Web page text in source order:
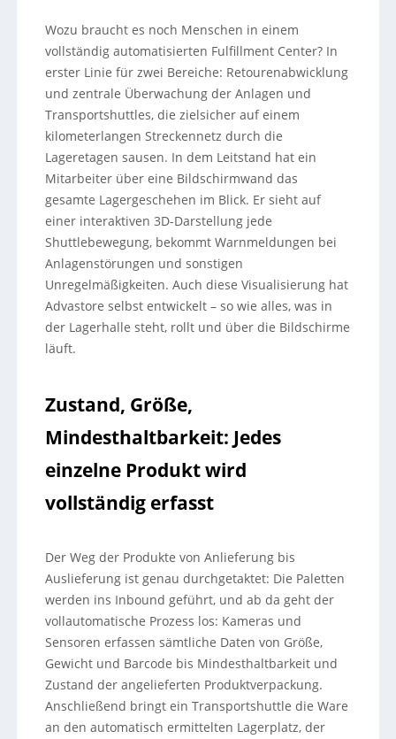
Wozu braucht es noch Menschen in einem
vollständig automatisierten Fulfillment Center? In
erster Linie für zwei Bereiche: Retourenabwicklung
und zentrale Überwachung der Anlagen und
Transportshuttles, die zielsicher auf einem
kilometerlangen Streckennetz durch die
Lageretagen sausen. In dem Leitstand hat ein
Mitarbeiter über eine Bildschirmwand das
gesamte Lagergeschehen im Blick. Er sieht auf
einer interaktiven 3D-Darstellung jede
Shuttlebewegung, bekommt Warnmeldungen bei
Anlagenstörungen und sonstigen
Unregelmäßigkeiten. Auch diese Visualisierung hat
Advastore selbst entwickelt – so wie alles, was in
der Lagerhalle steht, rollt und über die Bildschirme
läuft.
Zustand, Größe,
Mindesthaltbarkeit: Jedes
einzelne Produkt wird
vollständig erfasst
Der Weg der Produkte von Anlieferung bis
Auslieferung ist genau durchgetaktet: Die Paletten
werden ins Inbound geführt, und ab da geht der
vollautomatische Prozess los: Kameras und
Sensoren erfassen sämtliche Daten von Größe,
Gewicht und Barcode bis Mindesthaltbarkeit und
Zustand der angelieferten Produktverpackung.
Anschließend bringt ein Transportshuttle die Ware
an den automatisch ermittelten Lagerplatz, der